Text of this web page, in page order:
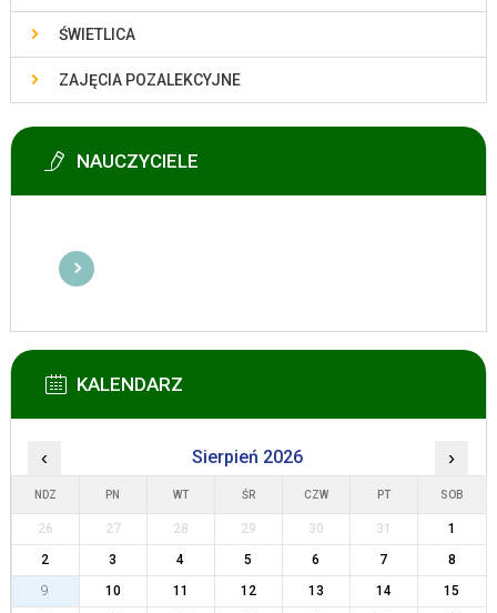
ŚWIETLICA
ZAJĘCIA POZALEKCYJNE
NAUCZYCIELE
KALENDARZ
‹ Sierpień 2026 ›
NDZ PN WT ŚR CZW PT SOB
26 27 28 29 30 31
1
2
3 4 5 6 7
8
9
10 11 12 13 14
15